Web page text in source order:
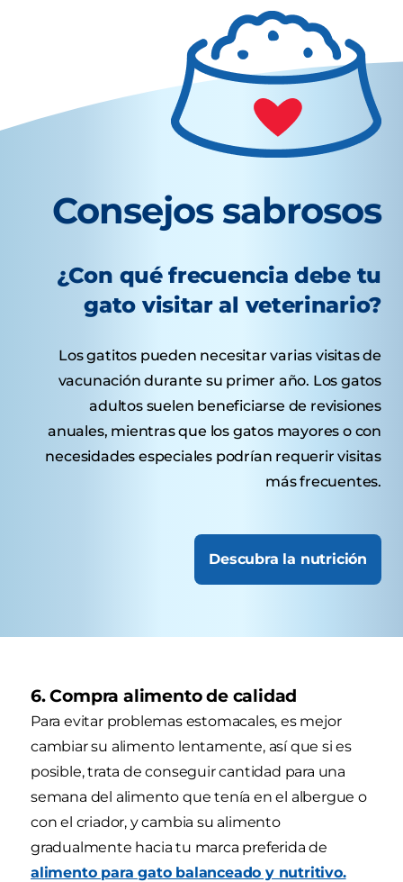
Consejos sabrosos
¿Con qué frecuencia debe tu
gato visitar al veterinario?
Los gatitos pueden necesitar varias visitas de
vacunación durante su primer año. Los gatos
adultos suelen beneficiarse de revisiones
anuales, mientras que los gatos mayores o con
necesidades especiales podrían requerir visitas
más frecuentes.
Descubra la nutrición
6. Compra alimento de calidad
Para evitar problemas estomacales, es mejor
cambiar su alimento lentamente, así que si es
posible, trata de conseguir cantidad para una
semana del alimento que tenía en el albergue o
con el criador, y cambia su alimento
gradualmente hacia tu marca preferida de
alimento para gato balanceado y nutritivo.